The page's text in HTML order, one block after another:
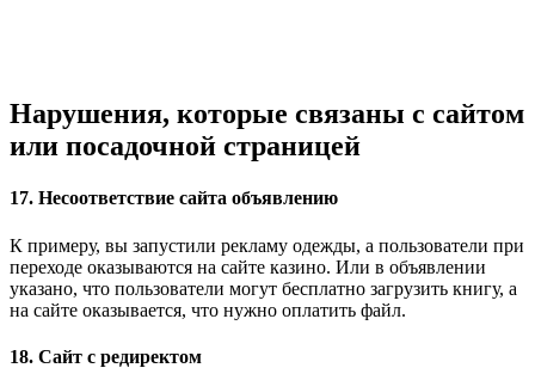
Нарушения, которые связаны с сайтом
или посадочной страницей
17. Несоответствие сайта объявлению
К примеру, вы запустили рекламу одежды, а пользователи при
переходе оказываются на сайте казино. Или в объявлении
указано, что пользователи могут бесплатно загрузить книгу, а
на сайте оказывается, что нужно оплатить файл.
18. Сайт с редиректом